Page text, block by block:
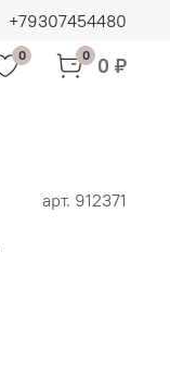
+79307454480
0 0 0 ₽
арт. 912371